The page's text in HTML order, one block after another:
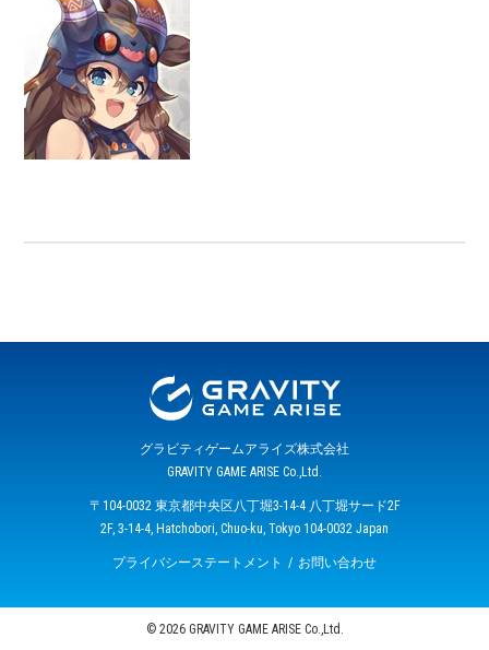
グラビティゲームアライズ株式会社
GRAVITY GAME ARISE Co.,Ltd.
〒104-0032 東京都中央区八丁堀3-14-4 八丁堀サード2F
2F, 3-14-4, Hatchobori, Chuo-ku, Tokyo 104-0032 Japan
プライバシーステートメント お問い合わせ
© 2026 GRAVITY GAME ARISE Co.,Ltd.